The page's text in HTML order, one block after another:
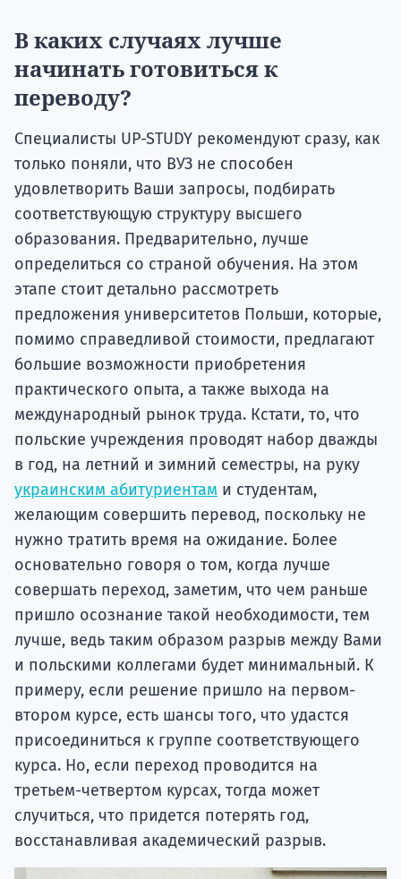
В каких случаях лучше
начинать готовиться к
переводу?
Специалисты UP-STUDY рекомендуют сразу, как
только поняли, что ВУЗ не способен
удовлетворить Ваши запросы, подбирать
соответствующую структуру высшего
образования. Предварительно, лучше
определиться со страной обучения. На этом
этапе стоит детально рассмотреть
предложения университетов Польши, которые,
помимо справедливой стоимости, предлагают
большие возможности приобретения
практического опыта, а также выхода на
международный рынок труда. Кстати, то, что
польские учреждения проводят набор дважды
в год, на летний и зимний семестры, на руку
украинским абитуриентам и студентам,
желающим совершить перевод, поскольку не
нужно тратить время на ожидание. Более
основательно говоря о том, когда лучше
совершать переход, заметим, что чем раньше
пришло осознание такой необходимости, тем
лучше, ведь таким образом разрыв между Вами
и польскими коллегами будет минимальный. К
примеру, если решение пришло на первом-
втором курсе, есть шансы того, что удастся
присоединиться к группе соответствующего
курса. Но, если переход проводится на
третьем-четвертом курсах, тогда может
случиться, что придется потерять год,
восстанавливая академический разрыв.